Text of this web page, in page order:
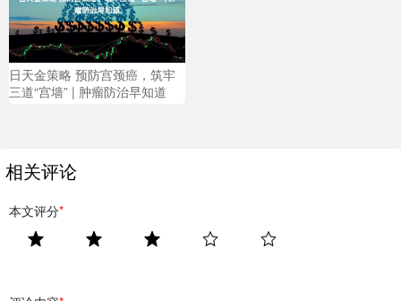
日天金策略 预防宫颈癌，筑牢
三道“宫墙” | 肿瘤防治早知道
相关评论
本文评分*